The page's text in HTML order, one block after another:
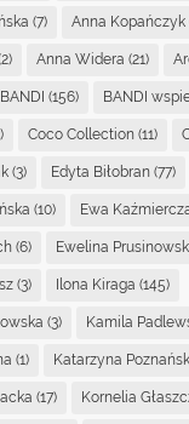
(7) Anna Kopańczyk
Anna Widera (21)
BANDI (156) BANDI
Coco Collection(11)
(3) Edyta Biłobran(77)
(10) Ewa
(6) Ewelina
(3) Ilona Kiraga (145)
(3) Kamila
(1) Katarzyna
(17) Kornelia